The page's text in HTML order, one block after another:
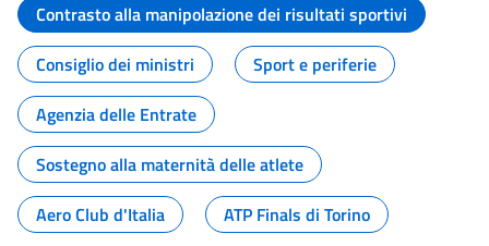
Contrasto alla manipolazione dei risultati sportivi
Consiglio dei ministri
Sport e periferie
Agenzia delle Entrate
Sostegno alla maternità delle atlete
Aero Club d'Italia
ATP Finals di Torino